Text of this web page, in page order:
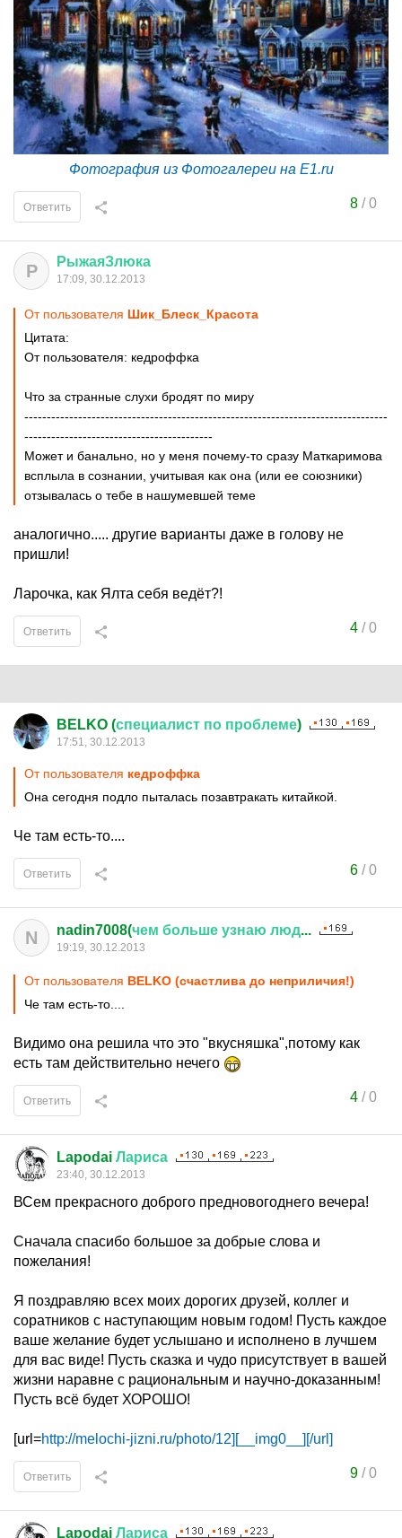
Фотография из Фотогалереи на E1.ru
8/0
Ответить
Р РыжаяЗлюка
17:09, 30.12.2013
От пользователя Шик_Блеск_Красота
Цитата:
От пользователя: кедроффка
Что за странные слухи бродят по миру
---------------------------------------------------------------------------------
------------------------------------------
Может и банально, но у меня почему-то сразу Маткаримова
всплыла в сознании, учитывая как она (или ее союзники)
отзывалась о тебе в нашумевшей теме
аналогично..... другие варианты даже в голову не
пришли!
Ларочка, как Ялта себя ведёт?!
4/0
Ответить
BELKO (специалист по проблеме)
17:51, 30.12.2013
От пользователя кедроффка
Она сегодня подло пыталась позавтракать китайкой.
Че там есть-то....
6/0
Ответить
N nadin7008(чем больше узнаю люд...
19:19, 30.12.2013
От пользователя BELKO (счастлива до неприличия!)
Че там есть-то....
Видимо она решила что это "вкусняшка",потому как
есть там действительно нечего
4/0
Ответить
Lapodai Лариса
23:40, 30.12.2013
ВСем прекрасного доброго предновогоднего вечера!
Сначала спасибо большое за добрые слова и
пожелания!
Я поздравляю всех моих дорогих друзей, коллег и
соратников с наступающим новым годом! Пусть каждое
ваше желание будет услышано и исполнено в лучшем
для вас виде! Пусть сказка и чудо присутствует в вашей
жизни наравне с рациональным и научно-доказанным!
Пусть всё будет ХОРОШО!
[url=http://melochi-jizni.ru/photo/12][__img0__][/url]
9/0
Ответить
Lapodai Лариса